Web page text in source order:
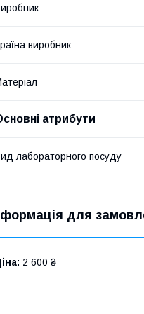
виробник
атрибути
лабораторного посуду
для
2 600 ₴